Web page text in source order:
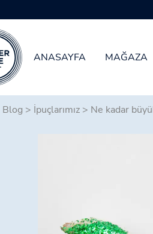
ANASAYFA MAĞAZA
Blog > İpuçlarımız > Ne kadar